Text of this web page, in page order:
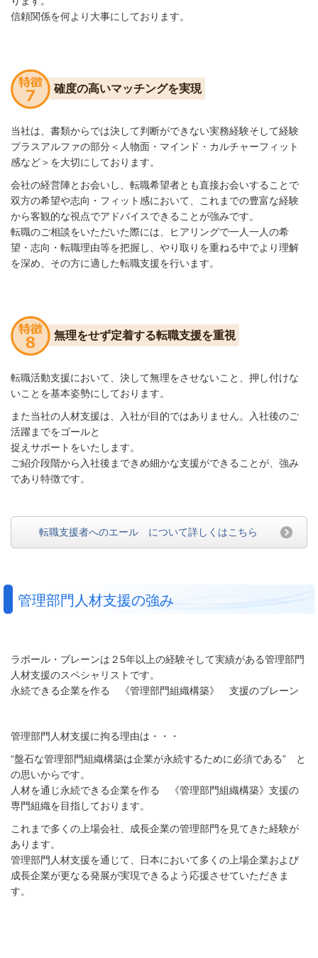
信頼関係を何より大事にしております。
確度の高いマッチングを実現
当社は、書類からでは決して判断ができない実務経験そして経験
プラスアルファの部分＜ 人物面・マインド・ カルチャーフィット
感など＞を大切にしております。
会社の経営陣とお会いし、転職希望者とも直接お会いすること で
双方の希望や志向・フィット感において、これまでの豊富な経験
から客観的な視点でアドバイスできる ことが強みです。
転職のご相談をいただいた際には、ヒアリングで一人一人の希
望・志向・転職理由等を把握 し、 やり取り を重ねる中でより理解
を深め、 その方に適した転職支援を行います。
無理をせず定着する転職支援を重視
転職活動支援において、決して無理をさせないこと、押し付けな
いことを基本姿勢にしております。
また当社の人材支援は、入社が目的ではありません。入社後のご
活躍までをゴールと
捉えサポートをいたします。
ご紹介段階から入社後まできめ細かな支援ができる ことが、 強み
であり特徴です。
転職支援者へのエール について詳しくはこちら
管理部門人材支援の強み
ラポール・ブレーンは２5年以上の経験そして実績がある管理部門
人材支援のスペシャリスト です。
永続できる企業を作る 《管理部門組織構築》 支援のブレーン
管理部門人材支援に拘る理由は・・・
“盤石な管理部門組織構築は企業が永続するために必須である”
と
の思いからです。
人材を通じ永続できる企業を作る 《管理部門組織構築》支援の
専門組織を目指しております。
これまで多くの上場会社、成長企業の管理部門を見てきた経験が
あります。
管理部門人材支援を通じて、日本において多くの上場企業および
成長企業が更なる発展が実現できるよう応援させていただきま
す。